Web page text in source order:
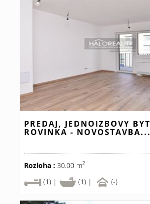
PREDAJ, JEDNOIZBOVÝ BYT
ROVINKA - NOVOSTAVBA...
Rozloha : 30.00 m2
(1) |
(1) | (-)